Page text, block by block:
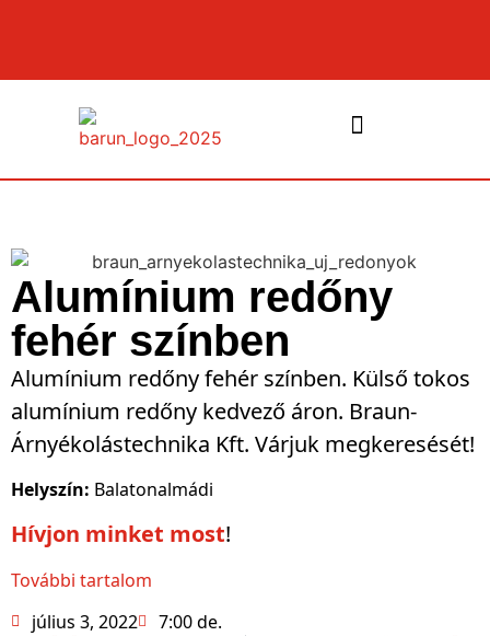
Alumínium redőny
fehér színben
Alumínium redőny fehér színben. Külső tokos
alumínium redőny kedvező áron. Braun-
Árnyékolástechnika Kft. Várjuk megkeresését!
Helyszín: Balatonalmádi
Hívjon minket most!
További tartalom
július 3, 2022
7:00 de.